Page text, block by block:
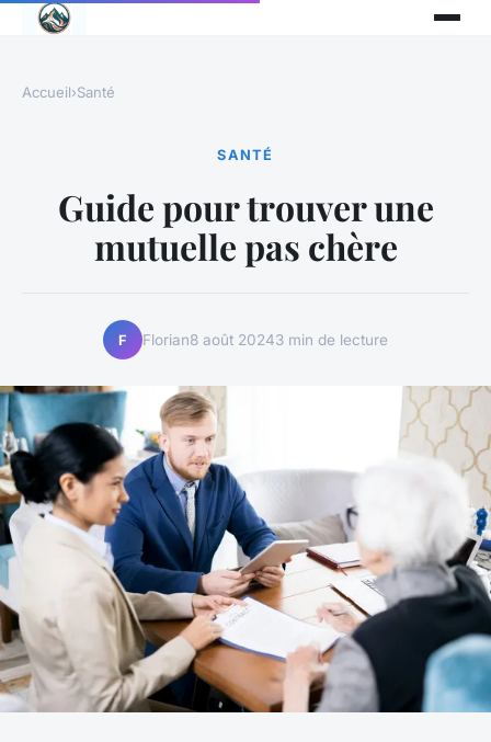
Accueil›Santé
SANTÉ
Guide pour trouver une
mutuelle pas chère
F Florian8 août 20243 min de lecture